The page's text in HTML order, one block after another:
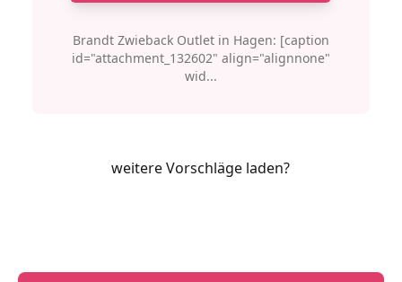
Brandt Zwieback Outlet in Hagen: [caption
id="attachment_132602" align="alignnone"
wid...
weitere Vorschläge laden?